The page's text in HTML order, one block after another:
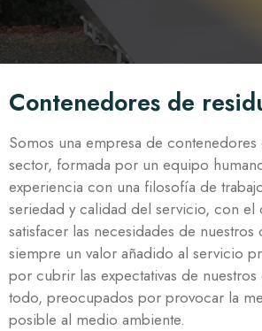
Contenedores de
Somos una empresa de
sector, formada por un equipo
experiencia con una filosofía de
seriedad y calidad del servicio, con el
satisfacer las necesidades de
siempre un valor añadido al servicio
por cubrir las expectativas de nuestros
todo, preocupados por provocar la
posible al medio ambiente.